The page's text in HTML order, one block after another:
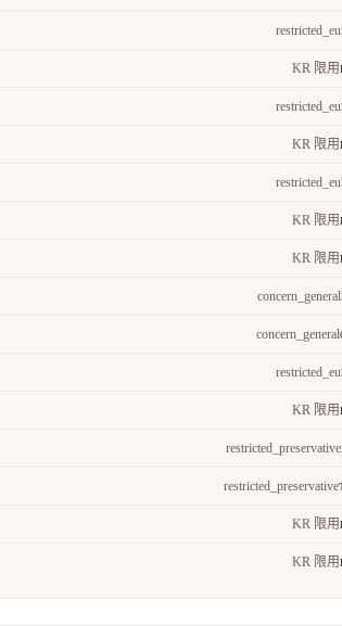
restricted_eu
KR 限用
restricted_eu
KR 限用
restricted_eu
KR 限用
KR 限用
concern_general
concern_general
restricted_eu
KR 限用
restricted_preservative
restricted_preservative
KR 限用
KR 限用